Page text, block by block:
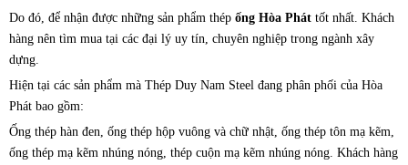
Do đó, để nhận được những sản phẩm thép ống Hòa Phát tốt nhất. Khách
hàng nên tìm mua tại các đại lý uy tín, chuyên nghiệp trong ngành xây
dựng.
Hiện tại các sản phẩm mà Thép Duy Nam Steel đang phân phối của Hòa
Phát bao gồm:
Ống thép hàn đen, ống thép hộp vuông và chữ nhật, ống thép tôn mạ kẽm,
ống thép mạ kẽm nhúng nóng, thép cuộn mạ kẽm nhúng nóng. Khách hàng